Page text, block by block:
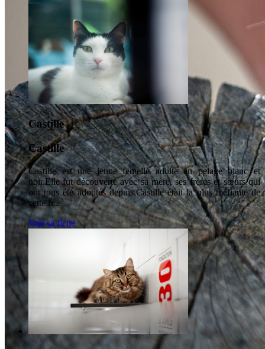
Castille
Castille
Castille est une jeune femelle adulte au pelage blanc et
noir.Elle fut découverte avec sa mère, ses frères et sœurs qui
ont tous été adoptés depuis.Castille était la plus méfiante de
cette fr...
Voir sa fiche